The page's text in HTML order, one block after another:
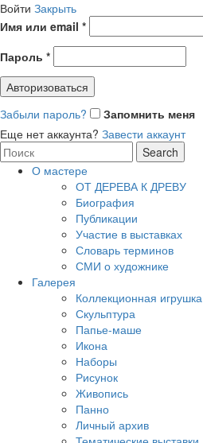
Войти Закрыть
Имя или email *
Пароль *
Авторизоваться
Забыли пароль?
Запомнить меня
Еще нет аккаунта? Завести аккаунт
Search
for:
Search
О мастере
ОТ ДЕРЕВА К ДРЕВУ
Биография
Публикации
Участие в выставках
Словарь терминов
СМИ о художнике
Галерея
Коллекционная игрушка
Скульптура
Папье-маше
Икона
Наборы
Рисунок
Живопись
Панно
Личный архив